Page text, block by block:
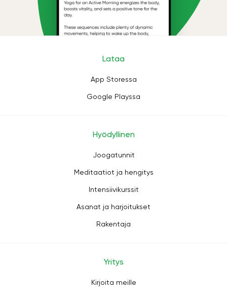
Lataa
App Storessa
Google Playssa
Hyödyllinen
Joogatunnit
Meditaatiot ja hengitys
Intensiivikurssit
Asanat ja harjoitukset
Rakentaja
Yritys
Kirjoita meille